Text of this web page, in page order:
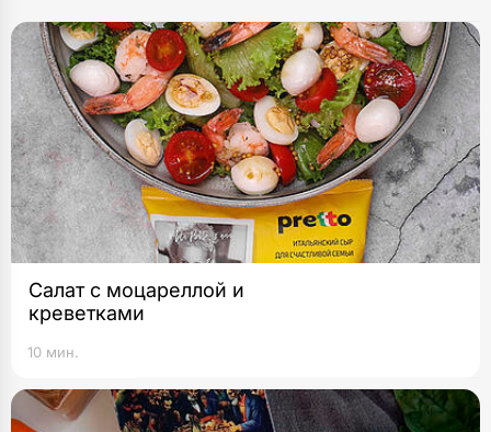
Салат с моцареллой и
креветками
10 мин.